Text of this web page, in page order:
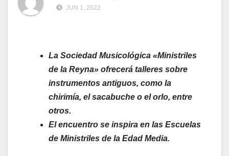
JUN 1, 2022
La Sociedad Musicológica «Ministriles
de la Reyna» ofrecerá talleres sobre
instrumentos antiguos, como la
chirimía, el sacabuche o el orlo, entre
otros.
El encuentro se inspira en las Escuelas
de Ministriles de la Edad Media.